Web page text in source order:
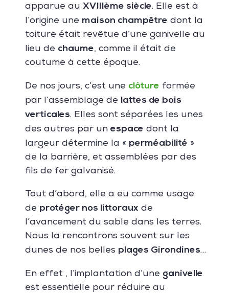
apparue au XVIIIème siècle. Elle est à
l’origine une maison champêtre dont la
toiture était revêtue d’une ganivelle au
lieu de chaume, comme il était de
coutume à cette époque.
De nos jours, c’est une clôture formée
par l’assemblage de
lattes de bois
verticales. Elles sont séparées les unes
des autres par un espace dont la
largeur détermine la « perméabilité »
de la barrière, et assemblées par des
fils de fer galvanisé.
Tout d’abord, elle a eu comme usage
de protéger nos littoraux de
l’avancement du sable dans les terres.
Nous la rencontrons souvent sur les
dunes de nos belles plages Girondines…
En effet , l’implantation d’une ganivelle
est essentielle pour réduire au